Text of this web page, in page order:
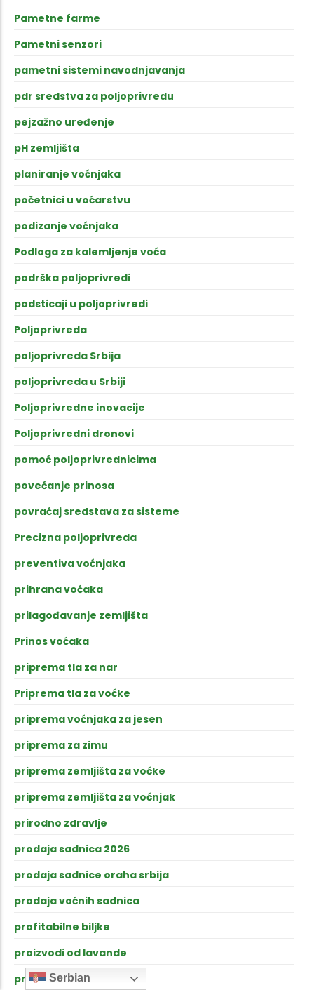
Pametne farme
Pametni senzori
pametni sistemi navodnjavanja
pdr sredstva za poljoprivredu
pejzažno uređenje
pH zemljišta
planiranje voćnjaka
početnici u voćarstvu
podizanje voćnjaka
Podloga za kalemljenje voća
podrška poljoprivredi
podsticaji u poljoprivredi
Poljoprivreda
poljoprivreda Srbija
poljoprivreda u Srbiji
Poljoprivredne inovacije
Poljoprivredni dronovi
pomoć poljoprivrednicima
povećanje prinosa
povraćaj sredstava za sisteme
Precizna poljoprivreda
preventiva voćnjaka
prihrana voćaka
prilagođavanje zemljišta
Prinos voćaka
priprema tla za nar
Priprema tla za voćke
priprema voćnjaka za jesen
priprema za zimu
priprema zemljišta za voćke
priprema zemljišta za voćnjak
prirodno zdravlje
prodaja sadnica 2026
prodaja sadnice oraha srbija
prodaja voćnih sadnica
profitabilne biljke
proizvodi od lavande
prolećna sadnja
Serbian